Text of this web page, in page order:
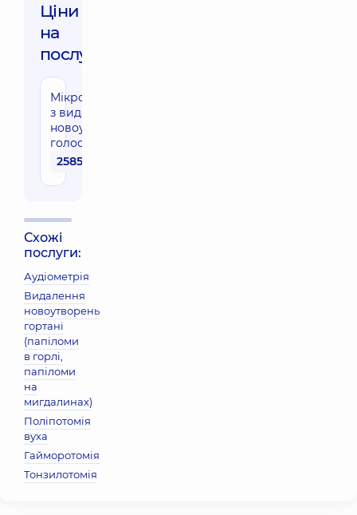
Ціни
на
послуги:
Мікроларингоскопія
з видаленням
новоутворення
голосової складки
25850 грн
Схожі
послуги:
Аудіометрія
Видалення
новоутворень
гортані
(папіломи
в горлі,
папіломи
на
мигдалинах)
Поліпотомія
вуха
Гайморотомія
Тонзилотомія